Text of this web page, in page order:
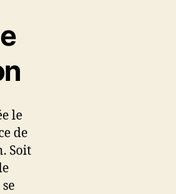
le
de
Soit